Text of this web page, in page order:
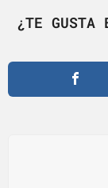
a
i
¿TE GUSTA